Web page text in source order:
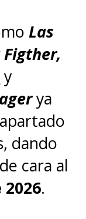
Las
y
ya
dando
cara al
.